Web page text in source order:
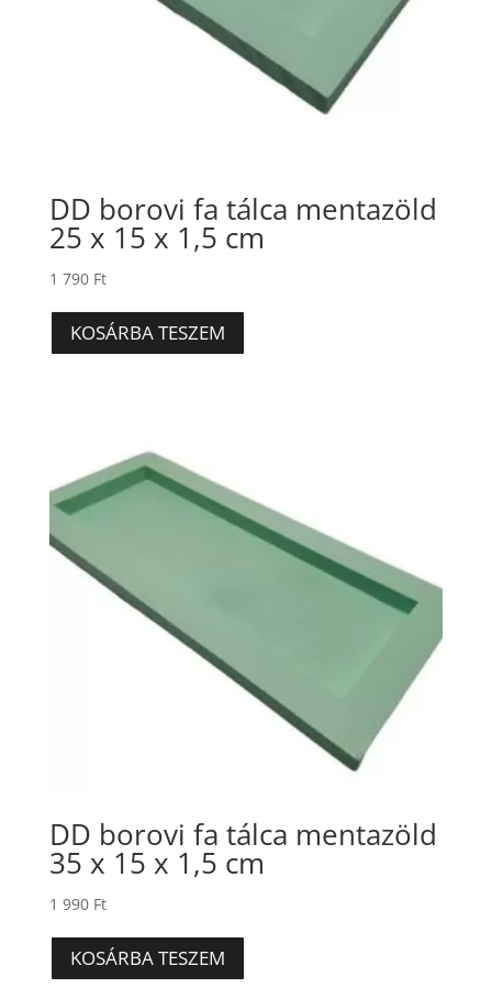
DD borovi fa tálca mentazöld
25 x 15 x 1,5 cm
1 790 Ft
KOSÁRBA TESZEM
DD borovi fa tálca mentazöld
35 x 15 x 1,5 cm
1 990 Ft
KOSÁRBA TESZEM